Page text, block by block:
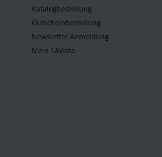
Katalogbestellung
Gutscheinbestellung
Newsletter Anmeldung
Mein 1AVista